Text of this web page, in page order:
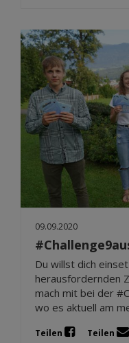
09.09.2020
Du willst dich
herausfordernden
mach mit bei der
wo es aktuell am
Teilen Teilen